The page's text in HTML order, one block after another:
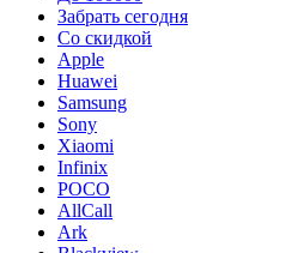
Забрать сегодня
Со скидкой
Apple
Huawei
Samsung
Sony
Xiaomi
Infinix
POCO
AllCall
Ark